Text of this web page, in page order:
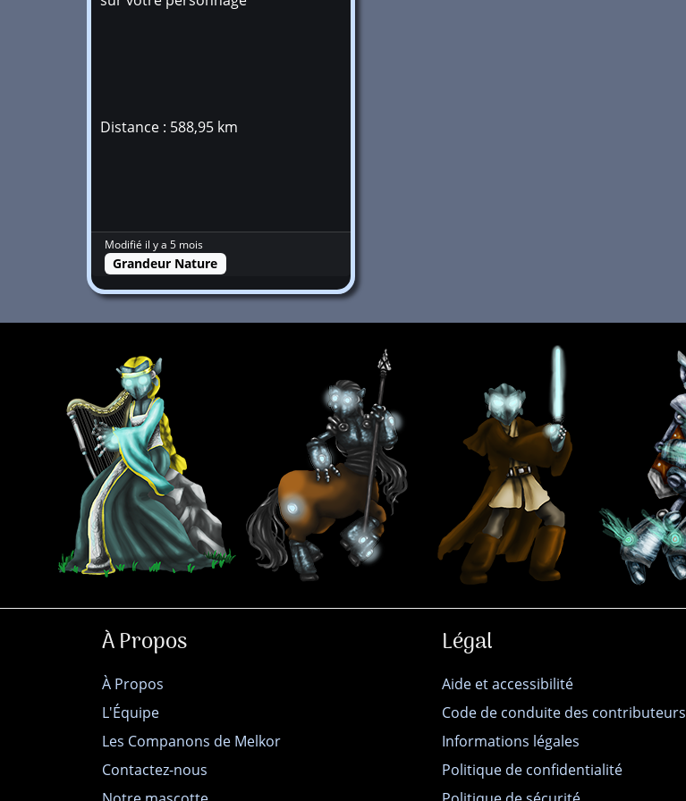
Distance : 588,95 km
Modifié il y a 5 mois
Grandeur Nature
À Propos
À Propos
L'Équipe
Les Companons de Melkor
Contactez-nous
Légal
Aide et accessibilité
Code de conduite des contributeurs
Informations légales
Politique de confidentialité